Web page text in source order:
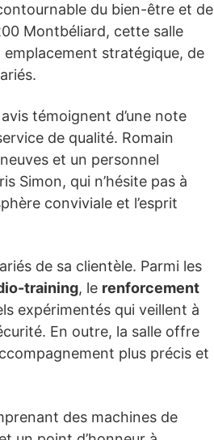
du bien-être et de
Montbéliard, cette salle
stratégique, de
témoignent d’une note
de qualité. Romain
et un personnel
Simon, qui n’hésite pas à
conviviale et l’esprit
de sa clientèle. Parmi les
training, le renforcement
expérimentés qui veillent à
En outre, la salle offre
plus précis et
des machines de